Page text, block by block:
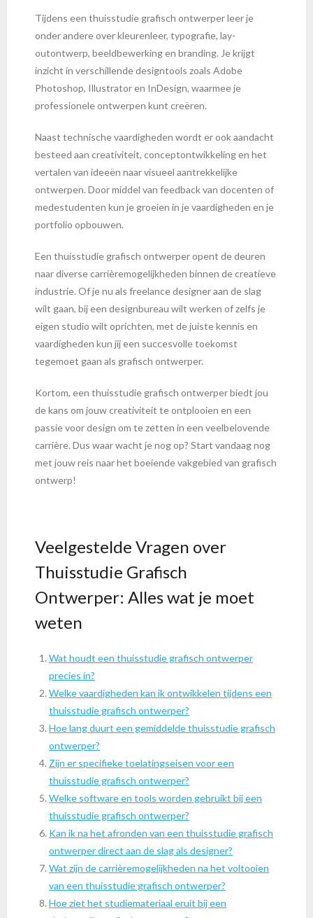
Tijdens een thuisstudie grafisch ontwerper leer je
onder andere over kleurenleer, typografie, lay-
outontwerp, beeldbewerking en branding. Je krijgt
inzicht in verschillende designtools zoals Adobe
Photoshop, Illustrator en InDesign, waarmee je
professionele ontwerpen kunt creëren.
Naast technische vaardigheden wordt er ook aandacht
besteed aan creativiteit, conceptontwikkeling en het
vertalen van ideeën naar visueel aantrekkelijke
ontwerpen. Door middel van feedback van docenten of
medestudenten kun je groeien in je vaardigheden en je
portfolio opbouwen.
Een thuisstudie grafisch ontwerper opent de deuren
naar diverse carrièremogelijkheden binnen de creatieve
industrie. Of je nu als freelance designer aan de slag
wilt gaan, bij een designbureau wilt werken of zelfs je
eigen studio wilt oprichten, met de juiste kennis en
vaardigheden kun jij een succesvolle toekomst
tegemoet gaan als grafisch ontwerper.
Kortom, een thuisstudie grafisch ontwerper biedt jou
de kans om jouw creativiteit te ontplooien en een
passie voor design om te zetten in een veelbelovende
carrière. Dus waar wacht je nog op? Start vandaag nog
met jouw reis naar het boeiende vakgebied van grafisch
ontwerp!
Veelgestelde Vragen over
Thuisstudie Grafisch
Ontwerper: Alles wat je moet
weten
Wat houdt een thuisstudie grafisch ontwerper
precies in?
Welke vaardigheden kan ik ontwikkelen tijdens een
thuisstudie grafisch ontwerper?
Hoe lang duurt een gemiddelde thuisstudie grafisch
ontwerper?
Zijn er specifieke toelatingseisen voor een
thuisstudie grafisch ontwerper?
Welke software en tools worden gebruikt bij een
thuisstudie grafisch ontwerper?
Kan ik na het afronden van een thuisstudie grafisch
ontwerper direct aan de slag als designer?
Wat zijn de carrièremogelijkheden na het voltooien
van een thuisstudie grafisch ontwerper?
Hoe ziet het studiemateriaal eruit bij een